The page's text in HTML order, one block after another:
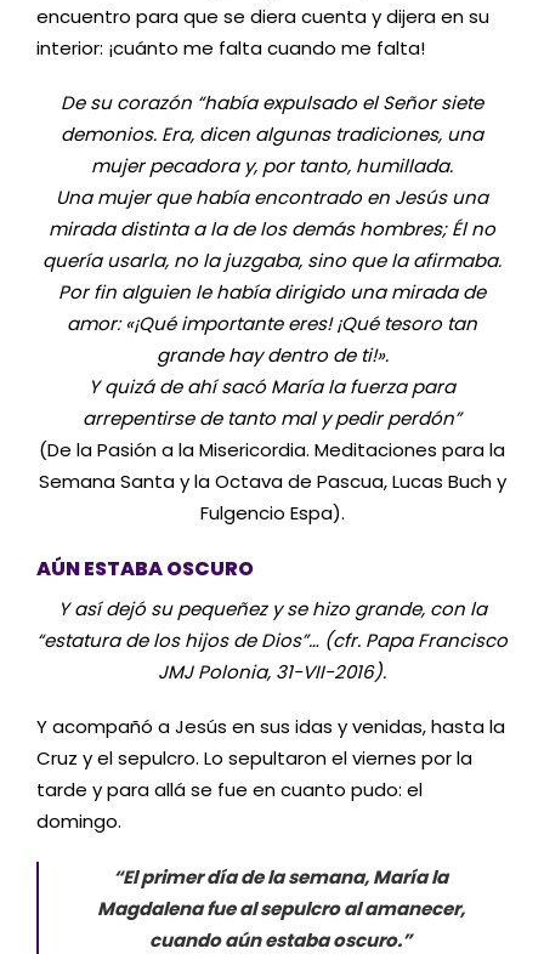
encuentro para que se diera cuenta y dijera en su
interior: ¡cuánto me falta cuando me falta!
De su corazón “había expulsado el Señor siete
demonios. Era, dicen algunas tradiciones, una
mujer pecadora y, por tanto, humillada.
Una mujer que había encontrado en Jesús una
mirada distinta a la de los demás hombres; Él no
quería usarla, no la juzgaba, sino que la afirmaba.
Por fin alguien le había dirigido una mirada de
amor: «¡Qué importante eres! ¡Qué tesoro tan
grande hay dentro de ti!».
Y quizá de ahí sacó María la fuerza para
arrepentirse de tanto mal y pedir perdón”
(De la Pasión a la Misericordia. Meditaciones para la
Semana Santa y la Octava de Pascua, Lucas Buch y
Fulgencio Espa).
AÚN ESTABA OSCURO
Y así dejó su pequeñez y se hizo grande, con la
“estatura de los hijos de Dios”… (cfr. Papa Francisco
JMJ Polonia, 31-VII-2016).
Y acompañó a Jesús en sus idas y venidas, hasta la
Cruz y el sepulcro. Lo sepultaron el viernes por la
tarde y para allá se fue en cuanto pudo: el
domingo.
“El primer día de la semana, María la
Magdalena fue al sepulcro al amanecer,
cuando aún estaba oscuro.”